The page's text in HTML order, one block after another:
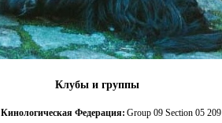
Клубы и группы
Федерация: Group 09 Section 05 209